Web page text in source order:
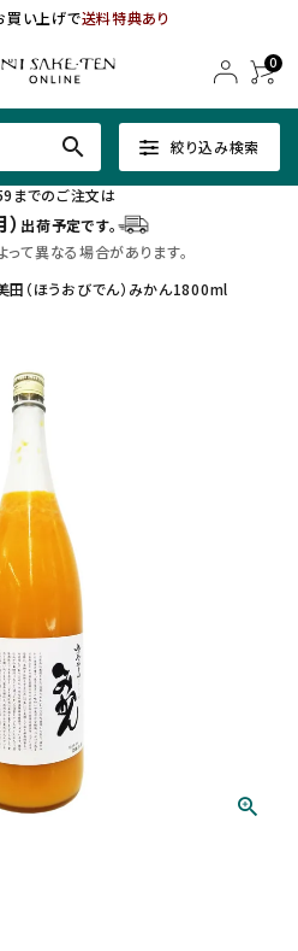
い上げで送料特典あり
0
絞り込み検索
search
までのご注文は
出荷予定です。
って異なる場合があります。
田（ほうおびでん）みかん1800ml